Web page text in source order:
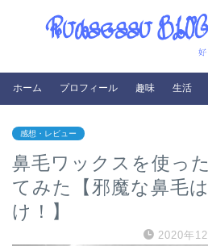
ホーム プロフィール 趣味 生活
感想・レビュー
鼻毛ワックスを使っ
てみた【邪魔な鼻毛
け！】
2020年